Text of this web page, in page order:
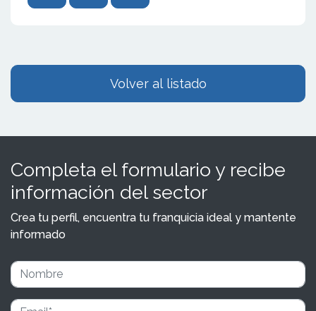
Volver al listado
Completa el formulario y recibe
información del sector
Crea tu perfil, encuentra tu franquicia ideal y mantente
informado